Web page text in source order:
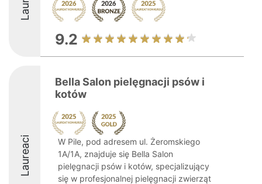
9.2
Laureaci
Bella Salon pielęgnacji psów i
kotów
W Pile, pod adresem ul. Żeromskiego
1A/1A, znajduje się Bella Salon
pielęgnacji psów i kotów, specjalizujący
się w profesjonalnej pielęgnacji zwierząt